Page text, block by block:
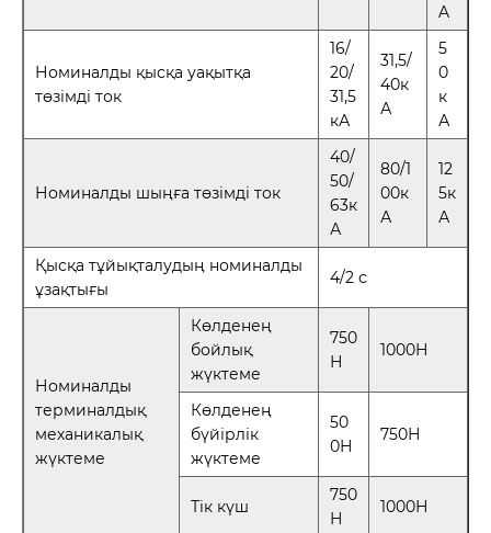
A
Номиналды қысқа уақытқа
төзімді ток
16/
20/
31,5
кА
31,5/
40к
А
5
0
к
А
Номиналды шыңға төзімді ток
40/
50/
63к
А
80/1
00к
А
12
5к
А
Қысқа тұйықталудың номиналды
ұзақтығы
4/2 с
Номиналды
терминалдық
механикалық
жүктеме
Көлденең
бойлық
жүктеме
750
Н
1000Н
Көлденең
бүйірлік
жүктеме
50
0Н
750Н
Тік күш
750
Н
1000Н